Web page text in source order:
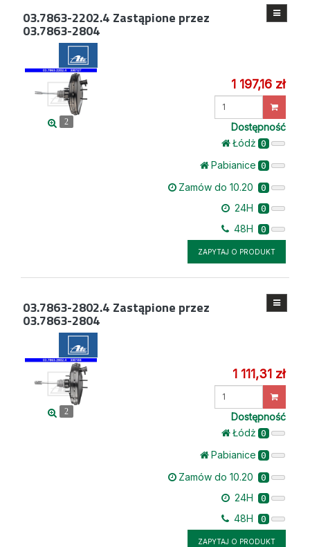
03.7863-2202.4 Zastąpione przez
03.7863-2804
2
1 197,16 zł
Wprowadź
Dostępność
Łódż 0
Pabianice 0
Zamów do 10.20 0
24H 0
48H 0
ZAPYTAJ O PRODUKT
03.7863-2802.4 Zastąpione przez
03.7863-2804
2
1 111,31 zł
Wprowadź
Dostępność
Łódż 0
Pabianice 0
Zamów do 10.20 0
24H 0
48H 0
ZAPYTAJ O PRODUKT